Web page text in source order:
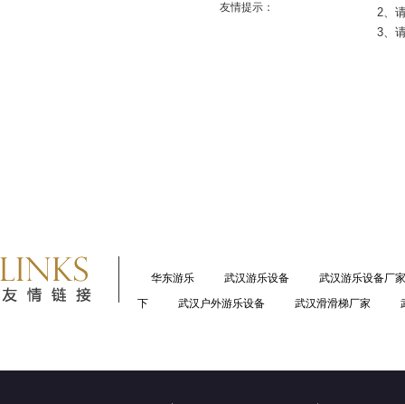
友情提示： 2、
3、
华东游乐 武汉游乐设备
武汉游乐设备厂家
下
武汉户外游乐设备 武汉滑滑梯厂家